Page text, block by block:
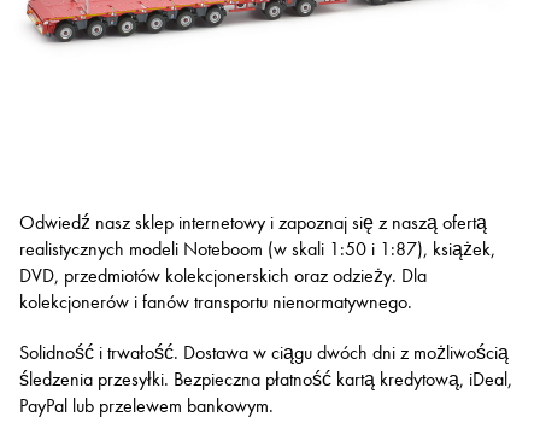
Odwiedź nasz sklep internetowy i zapoznaj się z naszą ofertą
realistycznych modeli Noteboom (w skali 1:50 i 1:87), książek,
DVD, przedmiotów kolekcjonerskich oraz odzieży. Dla
kolekcjonerów i fanów transportu nienormatywnego.
Solidność i trwałość. Dostawa w ciągu dwóch dni z możliwością
śledzenia przesyłki. Bezpieczna płatność kartą kredytową, iDeal,
PayPal lub przelewem bankowym.